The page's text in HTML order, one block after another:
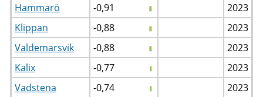
Hammarö
-0,91
2023
Klippan
-0,88
2023
Valdemarsvik
-0,88
2023
Kalix
-0,77
2023
Vadstena
-0,74
2023